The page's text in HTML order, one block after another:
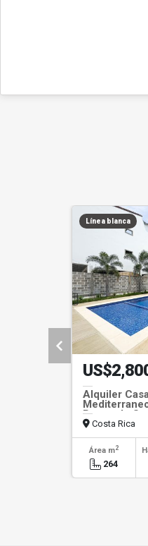
Línea blanca
Alquiler
Pozos de
Costa Rica
Área m2
264